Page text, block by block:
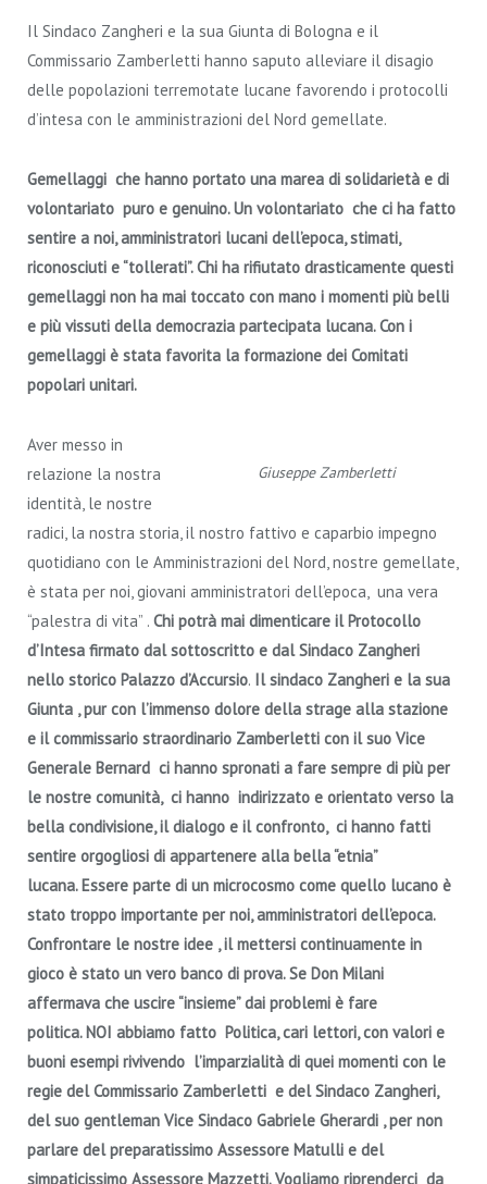
Il Sindaco Zangheri e la sua Giunta di Bologna e il
Commissario Zamberletti hanno saputo alleviare il disagio
delle popolazioni terremotate lucane favorendo i protocolli
d’intesa con le amministrazioni del Nord gemellate.
Gemellaggi che hanno portato una marea di solidarietà e di
volontariato puro e genuino.Un volontariato che ci ha fatto
sentire a noi, amministratori lucani dell’epoca, stimati,
riconosciuti e “tollerati”. Chi ha rifiutato drasticamente questi
gemellaggi non ha mai toccato con mano i momenti più belli
e più vissuti della democrazia partecipata lucana. Con i
gemellaggi è stata favorita la formazione dei Comitati
popolari unitari.
Giuseppe Zamberletti
Aver messo in
relazione la nostra
identità, le nostre
radici, la nostra storia, il nostro fattivo e caparbio impegno
quotidiano con le Amministrazioni del Nord, nostre gemellate,
è stata per noi, giovani amministratori dell’epoca, una vera
“palestra di vita” . Chi potrà mai dimenticare il Protocollo
d’Intesa firmato dal sottoscritto e dal Sindaco Zangheri
nello storico Palazzo d’Accursio. Il sindaco Zangheri e la sua
Giunta , pur con l’immenso dolore della strage alla stazione
e il commissario straordinario Zamberletti con il suo Vice
Generale Bernard ci hanno spronati a fare sempre di più per
le nostre comunità, ci hanno indirizzato e orientato verso la
bella condivisione, il dialogo e il confronto, ci hanno fatti
sentire orgogliosi di appartenere alla bella “etnia”
lucana.Essere parte di un microcosmo come quello lucano è
stato troppo importante per noi, amministratori dell’epoca.
Confrontare le nostre idee , il mettersi continuamente in
gioco è stato un vero banco di prova.Se Don Milani
affermava che uscire “insieme” dai problemi è fare
politica.NOI abbiamo fatto Politica, cari lettori, con valori e
buoni esempi rivivendo l’imparzialità di quei momenti con le
regie del Commissario Zamberletti e del Sindaco Zangheri,
del suo gentleman Vice Sindaco Gabriele Gherardi , per non
parlare del preparatissimo Assessore Matulli e del
simpaticissimo Assessore Mazzetti. Vogliamo riprenderci da